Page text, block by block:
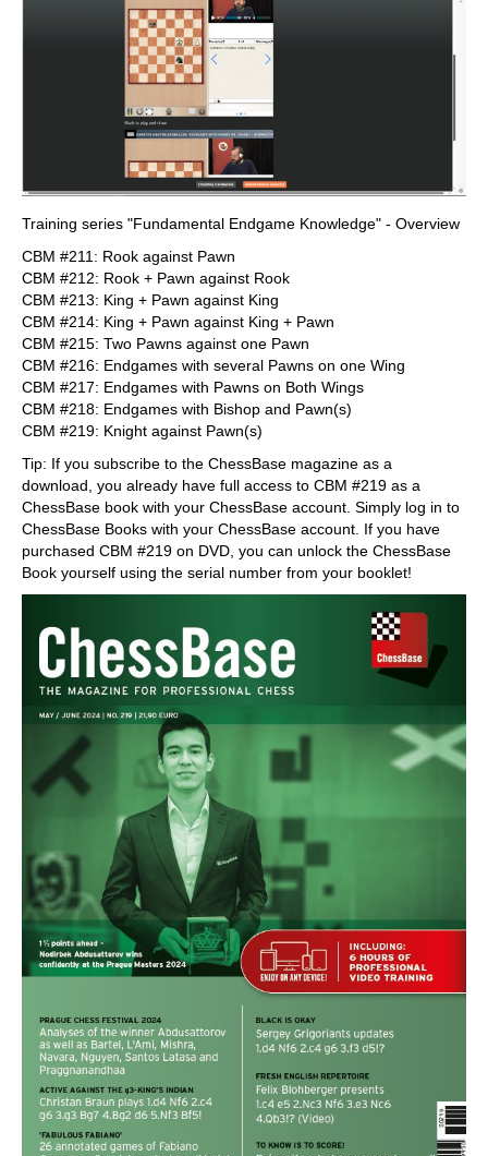
Training series "Fundamental Endgame Knowledge" - Overview
CBM #211: Rook against Pawn
CBM #212: Rook + Pawn against Rook
CBM #213: King + Pawn against King
CBM #214: King + Pawn against King + Pawn
CBM #215: Two Pawns against one Pawn
CBM #216: Endgames with several Pawns on one Wing
CBM #217: Endgames with Pawns on Both Wings
CBM #218: Endgames with Bishop and Pawn(s)
CBM #219: Knight against Pawn(s)
Tip: If you subscribe to the ChessBase magazine as a
download, you already have full access to CBM #219 as a
ChessBase book with your ChessBase account. Simply log in to
ChessBase Books with your ChessBase account. If you have
purchased CBM #219 on DVD, you can unlock the ChessBase
Book yourself using the serial number from your booklet!